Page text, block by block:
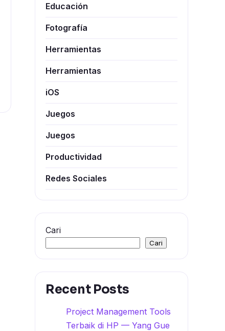
Educación
Fotografía
Herramientas
Herramientas
iOS
Juegos
Juegos
Productividad
Redes Sociales
Cari
Cari
Recent Posts
Project Management Tools
Terbaik di HP — Yang Gue